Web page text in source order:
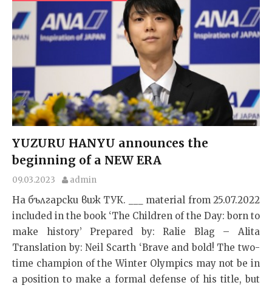
YUZURU HANYU announces the
beginning of a NEW ERA
09.03.2023 admin
На български виж ТУК. ___ material from 25.07.2022
included in the book ‘The Children of the Day: born to
make history’ Prepared by: Ralie Blag – Alita
Translation by: Neil Scarth ‘Brave and bold! The two-
time champion of the Winter Olympics may not be in
a position to make a formal defense of his title, but